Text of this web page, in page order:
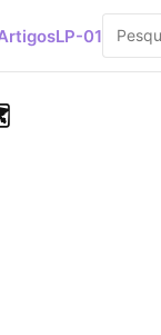
LP-01